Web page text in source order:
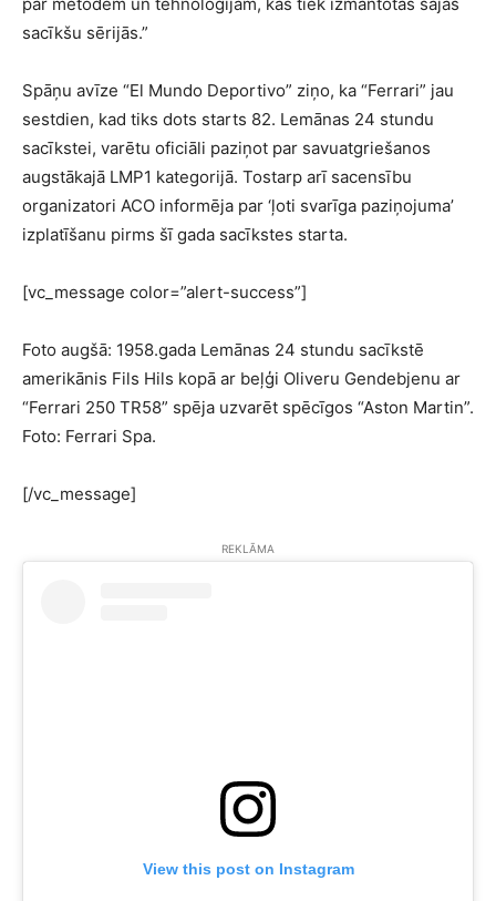
sacīkšu sērijās.”
Spāņu avīze “El Mundo Deportivo” ziņo, ka “Ferrari” jau
sestdien, kad tiks dots starts 82. Lemānas 24 stundu
sacīkstei, varētu oficiāli paziņot par savuatgriešanos
augstākajā LMP1 kategorijā. Tostarp arī sacensību
organizatori ACO informēja par ‘ļoti svarīga paziņojuma’
izplatīšanu pirms šī gada sacīkstes starta.
[vc_message color=”alert-success”]
Foto augšā: 1958.gada Lemānas 24 stundu sacīkstē
amerikānis Fils Hils kopā ar beļģi Oliveru Gendebjenu ar
“Ferrari 250 TR58” spēja uzvarēt spēcīgos “Aston Martin”.
Foto: Ferrari Spa.
[/vc_message]
REKLĀMA
View this post on Instagram